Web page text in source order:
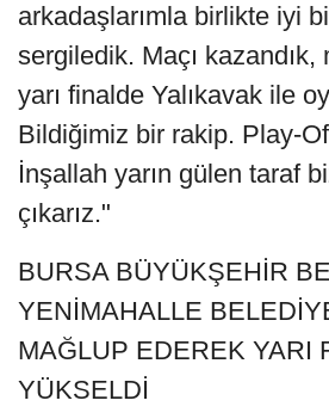
arkadaşlarımla birlikte iyi
sergiledik. Maçı kazandık,
yarı finalde Yalıkavak ile
Bildiğimiz bir rakip. Play-
İnşallah yarın gülen taraf
çıkarız."
BURSA BÜYÜKŞEHİR
YENİMAHALLE
MAĞLUP EDEREK YARI
YÜKSELDİ